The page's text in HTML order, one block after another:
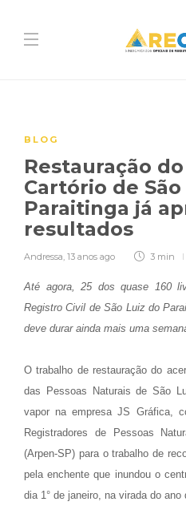
BLOG
Restauração
Cartório de
Paraitinga já
resultados
Andressa, 13 anos ago 3 min
Até agora, 25 dos quase 160
Registro Civil de São Luiz do
deve durar ainda mais uma
O trabalho de restauração do
das Pessoas Naturais de São
vapor na empresa JS Gráfica,
Registradores de Pessoas
(Arpen-SP) para o trabalho de
pela enchente que inundou o
dia 1° de janeiro, na virada do ano